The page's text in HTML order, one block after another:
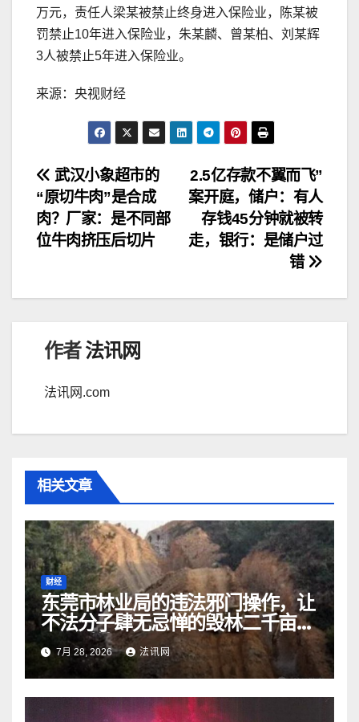
万元，责任人梁某被禁止终身进入保险业，陈某被
罚禁止10年进入保险业，朱某麟、曾某柏、刘某辉
3人被禁止5年进入保险业。
来源：央视财经
文
章
导
2.5亿存款不翼而飞”
案开庭，储户：有人
存钱45分钟就被转
走，银行：是储户过
错
武汉小象超市的
“原切牛肉”是合成
肉？厂家：是不同部
位牛肉挤压后切片
作者法讯网
法讯网.com
相关文章
财经
东莞市林业局的违法邪门操作，让
不法分子肆无忌惮的毁林二千亩而
无人受处罚
7月 28, 2026 法讯网